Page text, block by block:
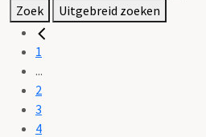
Zoek Uitgebreid zoeken
1
...
2
3
4